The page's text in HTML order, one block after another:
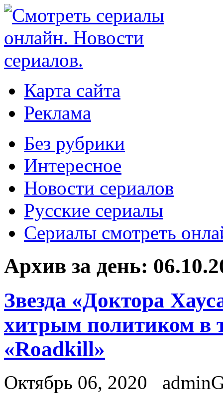
Карта сайта
Реклама
Без рубрики
Интересное
Новости сериалов
Русские сериалы
Сериалы смотреть
Архив за день:
Звезда «Доктора
хитрым политиком в
«Roadkill»
Октябрь 06, 2020